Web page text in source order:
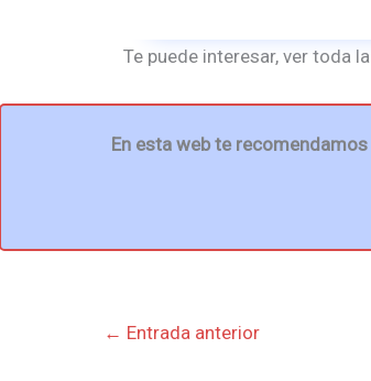
Te puede interesar, ver toda la
En esta web te
← Entrada anterior